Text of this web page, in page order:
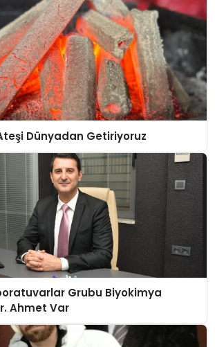
Dünyadan Getiriyoruz
Grubu Biyokimya
Ahmet Var